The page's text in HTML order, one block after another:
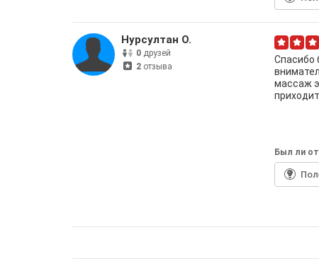
Нурсултан О.
0 друзей
2 отзыва
Спасибо
массаж
Был ли